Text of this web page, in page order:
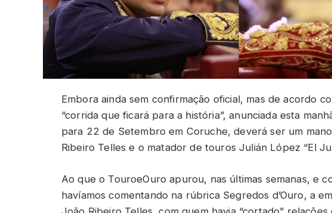
Embora ainda sem confirmação oficial, mas de acordo
“corrida que ficará para a história”, anunciada esta
para 22 de Setembro em Coruche, deverá ser um
Ribeiro Telles e o matador de touros Julián López “El
Ao que o TouroeOuro apurou, nas últimas semanas, e
havíamos comentando na rúbrica Segredos d’Ouro, a